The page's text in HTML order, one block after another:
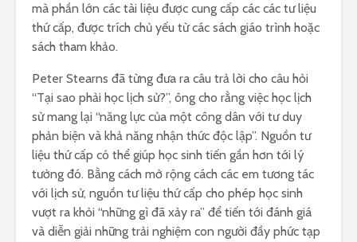
mà phần lớn các tài liệu được cung cấp các các tư liệu
thứ cấp, được trích chủ yếu từ các sách giáo trình hoặc
sách tham khảo.
Peter Stearns đã từng đưa ra câu trả lời cho câu hỏi
“Tại sao phải học lịch sử?”, ông cho rằng việc học lịch
sử mang lại “năng lực của một công dân với tư duy
phản biện và khả năng nhận thức độc lập”. Nguồn tư
liệu thứ cấp có thể giúp học sinh tiến gần hơn tới lý
tưởng đó. Bằng cách mở rộng cách các em tương tác
với lịch sử, nguồn tư liệu thứ cấp cho phép học sinh
vượt ra khỏi “những gì đã xảy ra” để tiến tới đánh giá
và diễn giải những trải nghiệm con người đầy phức tạp